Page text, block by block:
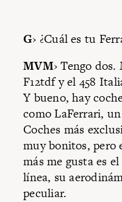
G› ¿Cuál es tu
MVM› Tengo
F12tdf y el 458
Y bueno, hay
como LaFerrari,
Coches más
muy bonitos, pero
más me gusta es
línea, su
peculiar.